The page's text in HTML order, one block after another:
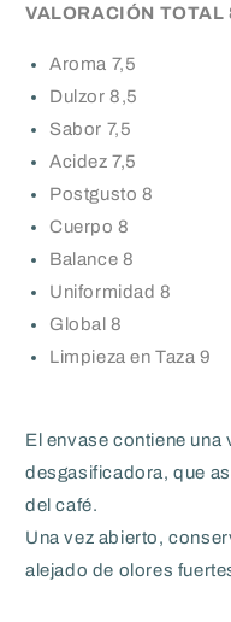
VALORACIÓN TOTAL
Aroma 7,5
Dulzor 8,5
Sabor 7,5
Acidez 7,5
Postgusto 8
Cuerpo 8
Balance 8
Uniformidad 8
Global 8
Limpieza en Taza 9
El envase contiene una
desgasificadora, que
del café.
Una vez abierto,
alejado de olores